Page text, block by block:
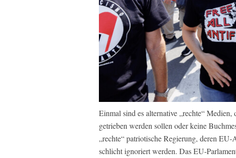
Einmal sind es alternative „rechte“
getrieben werden sollen oder keine
„rechte“ patriotische Regierung, deren
schlicht ignoriert werden. Das EU-